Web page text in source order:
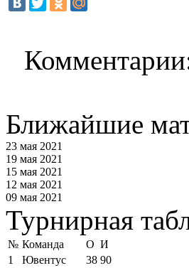
Ближайшие
23 мая 2021
19 мая 2021
15 мая 2021
12 мая 2021
09 мая 2021
Турнирная
№ Команда О И
1
Ювентус 38 90